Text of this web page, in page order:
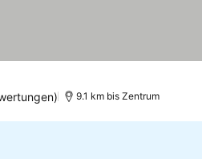
9.1 km bis Zentrum